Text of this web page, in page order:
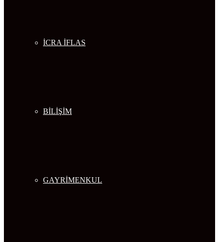
İCRA İFLAS
BİLİŞİM
GAYRİMENKUL